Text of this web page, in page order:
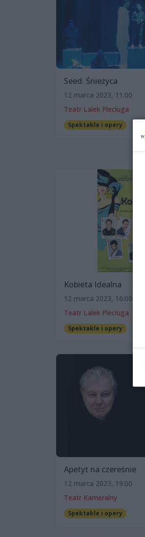
Seed: Śnieżyca
12 marca 2023, 11:00
Teatr Lalek Pleciuga
Spektakle i opery
Kobieta Idealna
12 marca 2023, 16:00
Teatr Lalek Pleciuga
Spektakle i opery
Apetyt na czereśnie
12 marca 2023, 19:00
Teatr Kameralny
Spektakle i opery